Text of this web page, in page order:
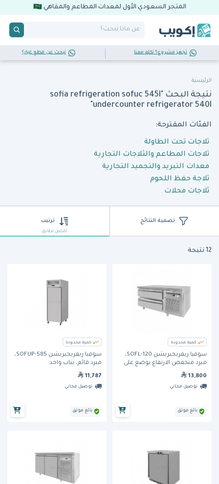
المتجر السعودي الأول لمعدات المطاعم والمقاهي
تجهز مشروع؟ تكلم معنا تبحث عن قطع غيار؟
الرئيسية
نتيجة البحث "sofia refrigeration sofuc 545l
undercounter refrigerator 540l"
الفئات المقترحة:
ثلاجات تحت الطاولة
ثلاجات المطاعم والثلاجات التجارية
معدات التبريد والتجميد التجارية
ثلاجة حفظ اللحوم
ثلاجات محلات
تصفية النتائج ترتيب
أفضل تطابق
12 نتيجة
كمية محدودة
سوفيا ريفريجيريشن SOFL-120،
مبرد منخفض الارتفاع يوضع على
الطاولة، ببابين
13,800
توصيل مجاني
بائع موثق
كمية محدودة
سوفيا ريفريجيريشن SOFUP-585،
مبرد قائم، بباب واحد
11,787
توصيل مجاني
بائع موثق